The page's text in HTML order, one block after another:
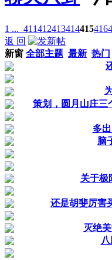
1 ... 411412413414415416
返 回
新窗 全部主题 最新 热门
策划，圆月山庄三
多
脑
关于极
还是胡斐厉害
灭绝